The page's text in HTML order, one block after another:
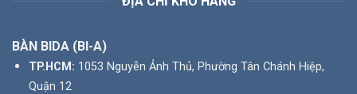
BÀN BIDA (BI-A)
TP.HCM: 1053 Nguyễn Ảnh Thủ, Phường Tân Chánh Hiệp,
Quận 12